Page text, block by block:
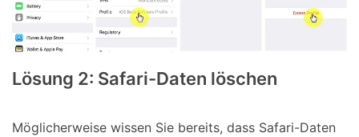
Lösung 2: Safari-Daten löschen
Möglicherweise wissen Sie bereits, dass Safari-Daten